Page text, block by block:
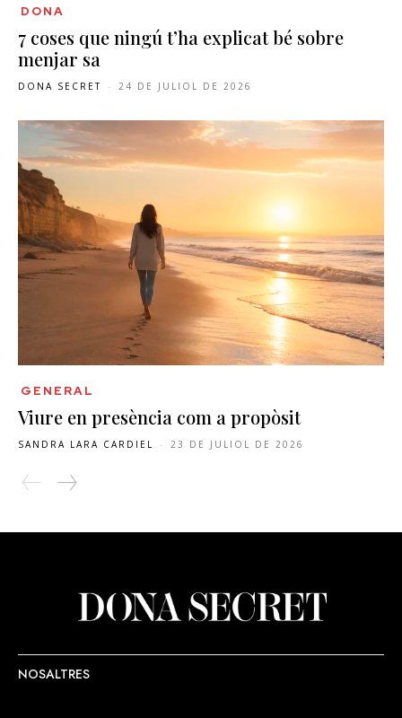
DONA
7 coses que ningú t’ha explicat bé sobre
menjar sa
DONA SECRET - 24 DE JULIOL DE 2026
GENERAL
Viure en presència com a propòsit
SANDRA LARA CARDIEL - 23 DE JULIOL DE 2026
NOSALTRES